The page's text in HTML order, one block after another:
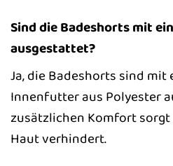
Sind die Badeshorts mit
ausgestattet?
Ja, die Badeshorts sind mit
Innenfutter aus Polyester
zusätzlichen Komfort
Haut verhindert.